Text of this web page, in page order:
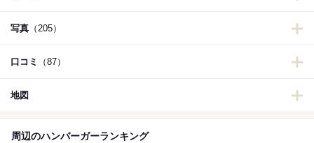
写真 （205）
口コミ （87）
地図
周辺のハンバーガーランキング